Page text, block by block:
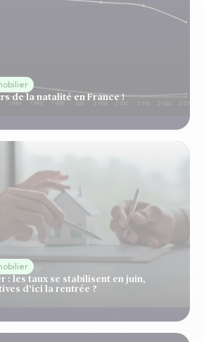
de la natalité en France !
: les taux se stabilisent en juin,
d'ici la rentrée ?